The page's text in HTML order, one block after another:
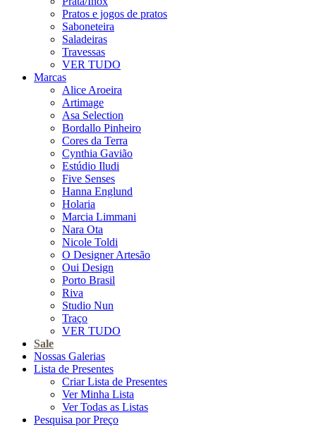
Pratos e jogos de pratos
Saboneteira
Saladeiras
Travessas
VER TUDO
Marcas
Alice Aroeira
Artimage
Asa Selection
Bordallo Pinheiro
Cores da Terra
Cynthia Gavião
Estúdio Iludi
Five Senses
Hanna Englund
Holaria
Marcia Limmani
Nara Ota
Nicole Toldi
O Designer Artesão
Oui Design
Porto Brasil
Riva
Studio Nun
Traço
VER TUDO
Sale
Nossas Galerias
Lista de Presentes
Criar Lista de Presentes
Ver Minha Lista
Ver Todas as Listas
Pesquisa por Preço